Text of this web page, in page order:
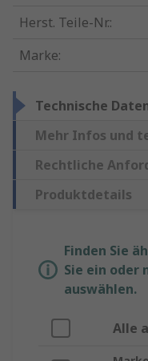
Herst. Teile-Nr.:
Marke:
Technische
Mehr Infos und
Rechtliche
Produktdetails
Finden Sie
Sie ein oder
auswählen.
Alle